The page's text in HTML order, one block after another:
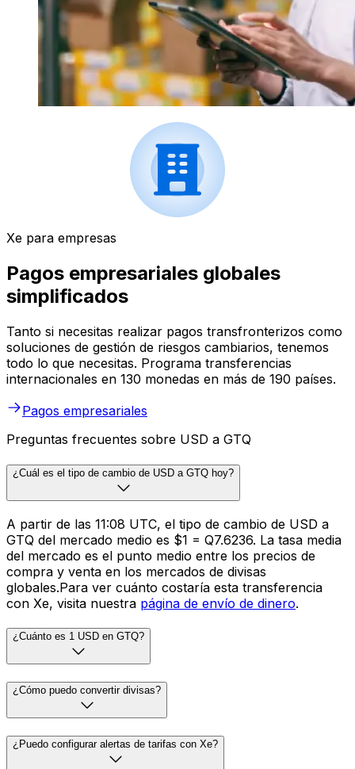
Xe para empresas
Pagos empresariales globales
simplificados
Tanto si necesitas realizar pagos transfronterizos como
soluciones de gestión de riesgos cambiarios, tenemos
todo lo que necesitas. Programa transferencias
internacionales en 130 monedas en más de 190 países.
Pagos empresariales
Preguntas frecuentes sobre USD a GTQ
¿Cuál es el tipo de cambio de USD a GTQ hoy?
A partir de las 11:08 UTC, el tipo de cambio de USD a
GTQ del mercado medio es $1 = Q7.6236. La tasa media
del mercado es el punto medio entre los precios de
compra y venta en los mercados de divisas
globales.Para ver cuánto costaría esta transferencia
con Xe, visita nuestra página de envío de dinero.
¿Cuánto es 1 USD en GTQ?
¿Cómo puedo convertir divisas?
¿Puedo configurar alertas de tarifas con Xe?